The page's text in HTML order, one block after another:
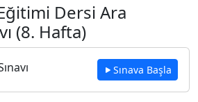
Dersi Ara
(8. Hafta)
Sınava Başla